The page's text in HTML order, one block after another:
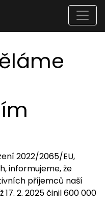
2022/2065/EU,
informujeme, že
příjemců naší
17. 2. 2025 činil 600 000